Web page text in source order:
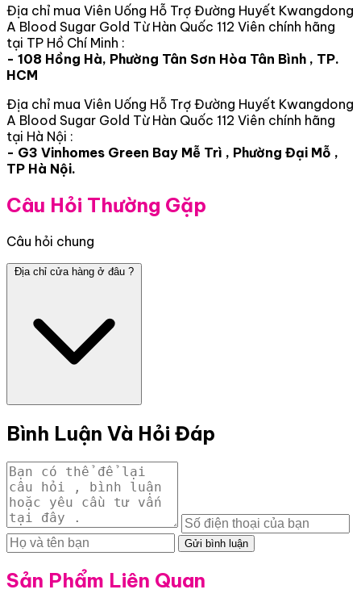
Địa chỉ mua Viên Uống Hỗ Trợ Đường Huyết Kwangdong
A Blood Sugar Gold Từ Hàn Quốc 112 Viên chính hãng
tại TP Hồ Chí Minh :
- 108 Hồng Hà, Phường Tân Sơn Hòa Tân Bình , TP.
HCM
Địa chỉ mua Viên Uống Hỗ Trợ Đường Huyết Kwangdong
A Blood Sugar Gold Từ Hàn Quốc 112 Viên chính hãng
tại Hà Nội :
- G3 Vinhomes Green Bay Mễ Trì , Phường Đại Mỗ ,
TP Hà Nội.
Câu Hỏi Thường Gặp
Câu hỏi chung
Địa chỉ cửa hàng ở đâu ?
Bình Luận Và Hỏi Đáp
Gửi bình luận
Sản Phẩm Liên Quan